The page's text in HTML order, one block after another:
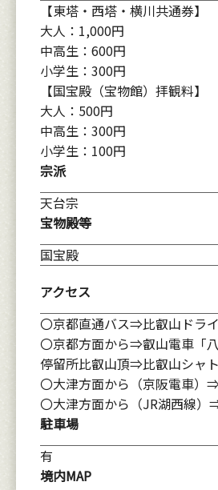
【東塔・西塔・横川共通券】
大人：1,000円
中高生：600円
小学生：300円
【国宝殿（宝物館）拝観料】
大人：500円
中高生：300円
小学生：100円
宗派
天台宗
宝物殿等
国宝殿
アクセス
〇京都直通バス⇒比叡山ドラ
〇京都方面から⇒叡山電車「
停留所比叡山頂⇒比叡山シャ
〇大津方面から（京阪電車
〇大津方面から（JR湖西線
駐車場
有
境内MAP